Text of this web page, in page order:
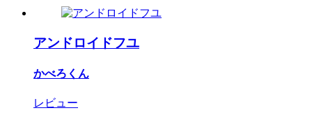
アンドロイドフユ
かべろくん
レビュー